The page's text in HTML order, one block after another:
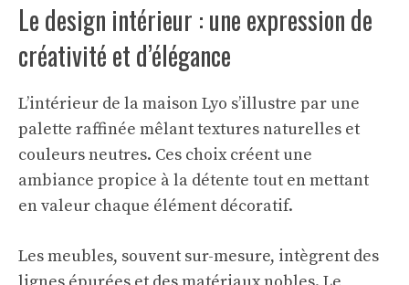
Le design intérieur : une expression de
créativité et d’élégance
L’intérieur de la maison Lyo s’illustre par une
palette raffinée mêlant textures naturelles et
couleurs neutres. Ces choix créent une
ambiance propice à la détente tout en mettant
en valeur chaque élément décoratif.
Les meubles, souvent sur-mesure, intègrent des